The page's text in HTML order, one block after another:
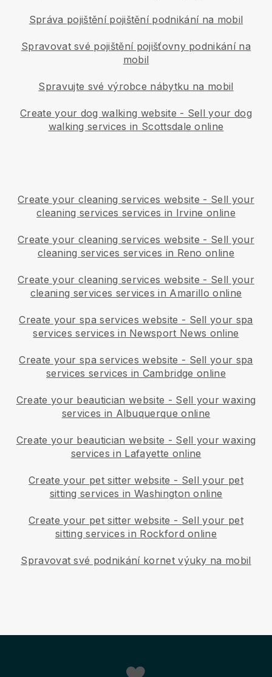
Správa pojištění pojištění podnikání na mobil
Spravovat své pojištění pojišťovny podnikání na
mobil
Spravujte své výrobce nábytku na mobil
Create your dog walking website - Sell your dog
walking services in Scottsdale online
Create your cleaning services website - Sell your
cleaning services services in Irvine online
Create your cleaning services website - Sell your
cleaning services services in Reno online
Create your cleaning services website - Sell your
cleaning services services in Amarillo online
Create your spa services website - Sell your spa
services services in Newsport News online
Create your spa services website - Sell your spa
services services in Cambridge online
Create your beautician website - Sell your waxing
services in Albuquerque online
Create your beautician website - Sell your waxing
services in Lafayette online
Create your pet sitter website - Sell your pet
sitting services in Washington online
Create your pet sitter website - Sell your pet
sitting services in Rockford online
Spravovat své podnikání kornet výuky na mobil